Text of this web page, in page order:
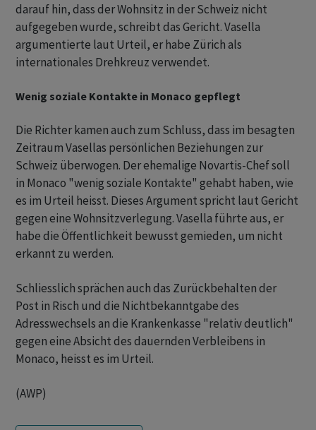
darauf hin, dass der Wohnsitz in der Schweiz nicht
aufgegeben wurde, schreibt das Gericht. Vasella
argumentierte laut Urteil, er habe Zürich als
internationales Drehkreuz verwendet.
Wenig soziale Kontakte in Monaco gepflegt
Die Richter kamen auch zum Schluss, dass im besagten
Zeitraum Vasellas persönlichen Beziehungen zur
Schweiz überwogen. Der ehemalige Novartis-Chef soll
in Monaco "wenig soziale Kontakte" gehabt haben, wie
es im Urteil heisst. Dieses Argument spricht laut Gericht
gegen eine Wohnsitzverlegung. Vasella führte aus, er
habe die Öffentlichkeit bewusst gemieden, um nicht
erkannt zu werden.
Schliesslich sprächen auch das Zurückbehalten der
Post in Risch und die Nichtbekanntgabe des
Adresswechsels an die Krankenkasse "relativ deutlich"
gegen eine Absicht des dauernden Verbleibens in
Monaco, heisst es im Urteil.
(AWP)